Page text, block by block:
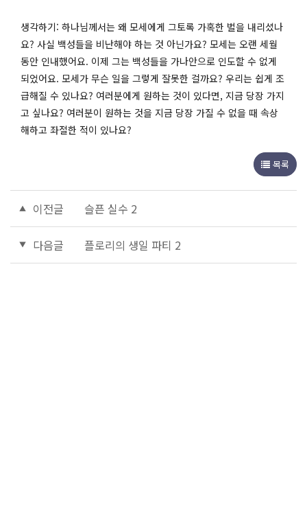
생각하기: 하나님께서는 왜 모세에게 그토록 가혹한 벌을 내리셨나
요? 사실 백성들을 비난해야 하는 것 아닌가요? 모세는 오랜 세월
동안 인내했어요. 이제 그는 백성들을 가나안으로 인도할 수 없게
되었어요. 모세가 무슨 일을 그렇게 잘못한 걸까요? 우리는 쉽게 조
급해질 수 있나요? 여러분에게 원하는 것이 있다면, 지금 당장 가지
고 싶나요? 여러분이 원하는 것을 지금 당장 가질 수 없을 때 속상
해하고 좌절한 적이 있나요?
목록
이전글 슬픈 실수 2
다음글 플로리의 생일 파티 2